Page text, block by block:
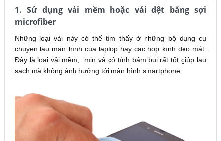
1. Sử dụng vải mềm hoặc vải dệt bằng sợi
microfiber
Những loại vải này có thể tìm thấy ở những bộ dụng cụ
chuyên lau màn hình của laptop hay các hộp kính đeo mắt.
Đây là loại vải mềm, mịn và có tính bám bụi rất tốt giúp lau
sạch mà không ảnh hưởng tới màn hình smartphone.